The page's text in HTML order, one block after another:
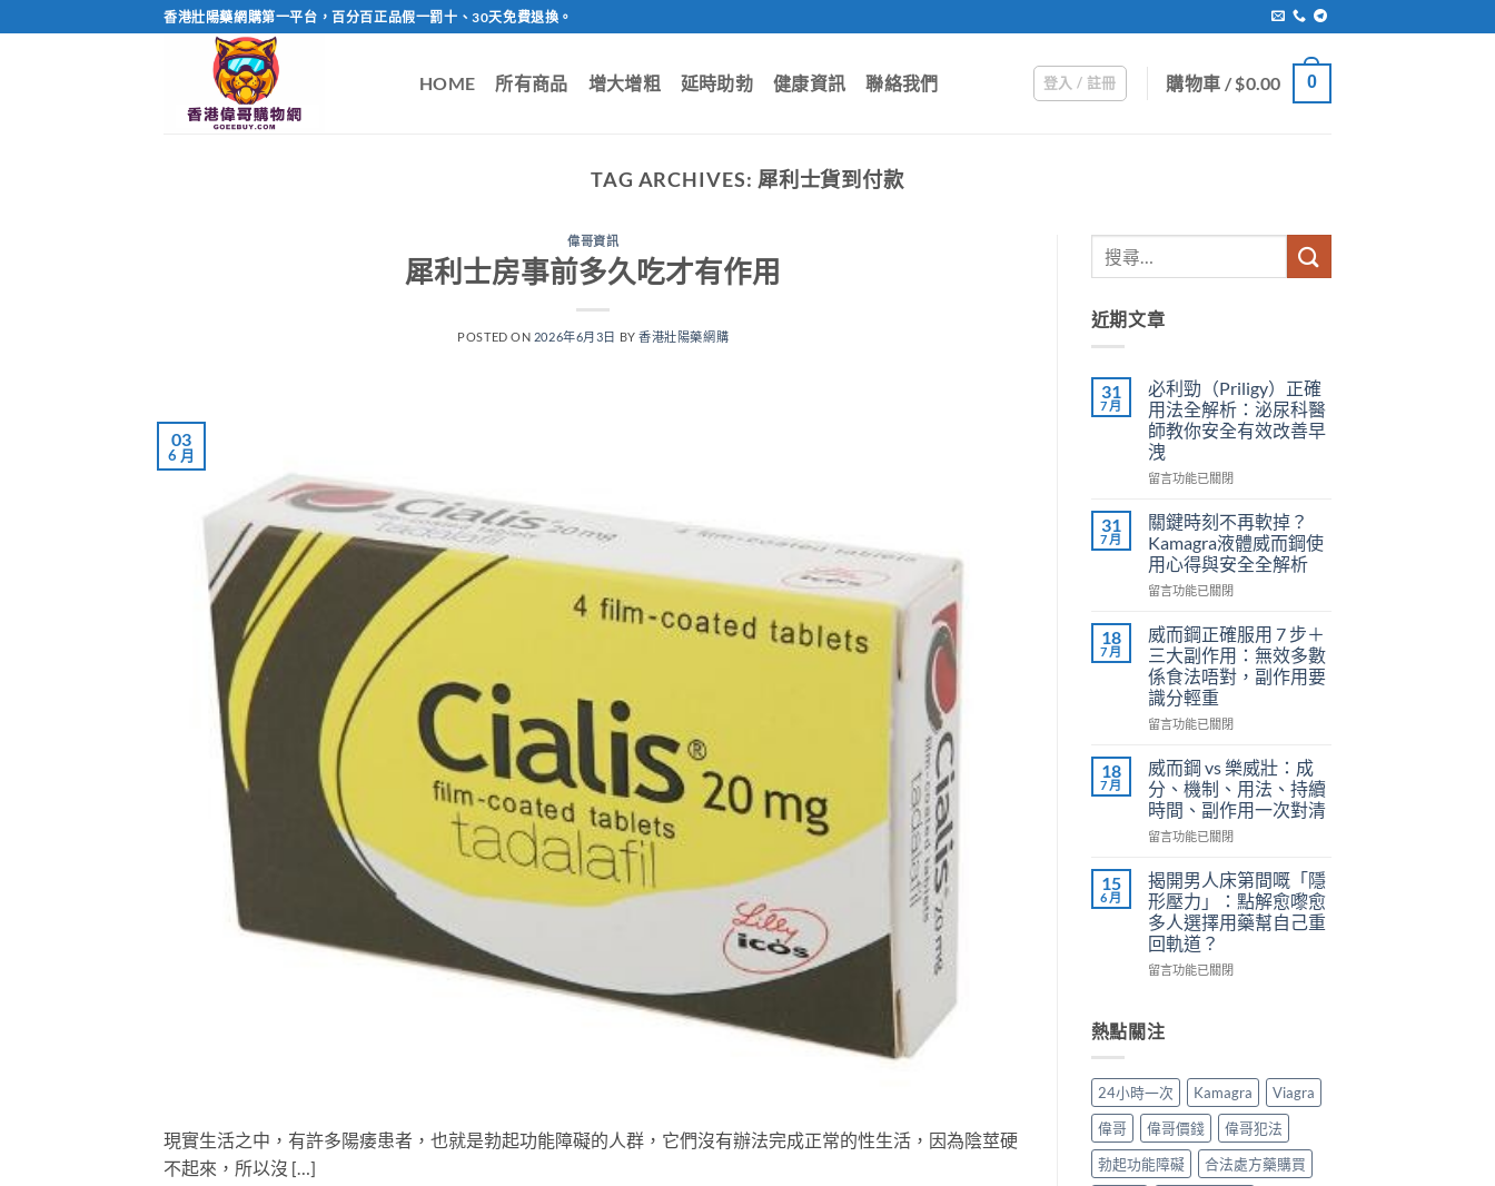
to
香港壯陽藥網購第一平台，百分百正品假一罰十、30天免費退換。
HOME 所有商品 增大增粗 延時助勃 健康資訊 聯絡我們 登入 / 註冊 購物車 /$0.00 0
TAG ARCHIVES: 犀利士貨到付款
偉哥資訊
犀利士房事前多久吃才有作用
POSTED ON 2026年6月3日 BY香港壯陽藥網購
03
6 月
現實生活之中，有許多陽痿患者，也就是勃起功能障礙的人群，它們沒有辦法完成正常的性生活，因為陰莖硬
不起來，所以沒 […]
近期文章
31
7 月
必利勁（Priligy）正確
用法全解析：泌尿科醫
師教你安全有效改善早
洩
在
利
勁
（Priligy）
正
確
法
全
解
析：
泌
尿
醫
師
教
你
安
有
效
改
善
早
洩〉
留言功能已關閉
31
7 月
關鍵時刻不再軟掉？
Kamagra液體威而鋼使
用心得與安全全解析
在
鍵
時
刻
不
再
軟
Kamagra
液
體
威
而
使
用
心
得
與
安
解
析〉
留言功能已關閉
18
7 月
威而鋼正確服用 7 步＋
三大副作用：無效多數
係食法唔對，副作用要
識分輕重
在
而
鋼
正
確
服
7
步
＋
三
大
副
無
效
數
食
法
唔
對，
留言功能已關閉
18
7 月
威而鋼 vs 樂威壯：成
分、機制、用法、持續
時間、副作用一次對清
在
而
鋼
vs
樂
威
壯：
機
制、
法、
續
時
間、
副
留言功能已關閉
15
6 月
揭開男人床第間嘅「隱
形壓力」：點解愈嚟愈
多人選擇用藥幫自己重
回軌道？
在
男
人
第
嘅
「隱
形
壓
留言功能已關閉
熱點關注
24小時一次 Kamagra
Viagra
偉哥
偉哥價錢
偉哥犯法
勃起功能障礙
合法處方藥購買